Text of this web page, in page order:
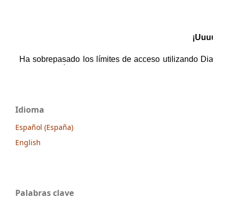
Idioma
Español (España)
English
Palabras clave